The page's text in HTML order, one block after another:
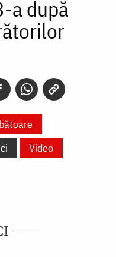
a după
Video